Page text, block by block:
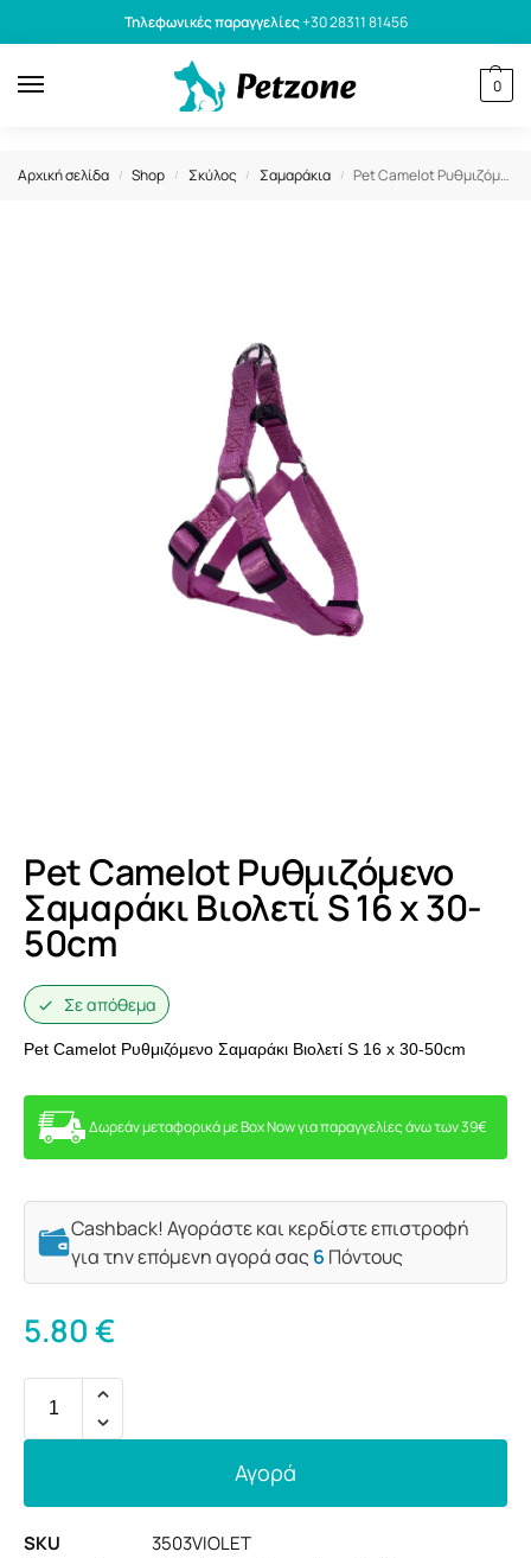
Τηλεφωνικές παραγγελίες+30 28311 81456
0
Αρχική σελίδα / Shop / Σκύλος / Σαμαράκια / Pet Camelot Ρυθμιζόμενο Σαμαράκι Βιολετί S 16 x 30-50cm
Pet Camelot Ρυθμιζόμενο
Σαμαράκι Βιολετί S 16 x 30-
50cm
Σε απόθεμα
Pet Camelot Ρυθμιζόμενο Σαμαράκι Βιολετί S 16 x 30-50cm
Δωρεάν μεταφορικά με Box Now για παραγγελίες άνω των 39€
Cashback! Αγοράστε και κερδίστε επιστροφή
για την επόμενη αγορά σας6 Πόντους
5.80€
Αγορά
SKU
3503VIOLET